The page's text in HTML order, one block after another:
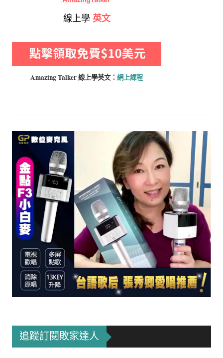
線上學 英文
Amazing Talker 線上學英文： 網上課程
追蹤訂閱敗家達人